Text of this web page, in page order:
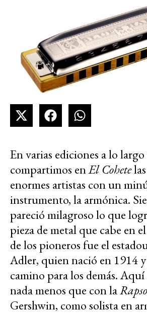
En varias ediciones a lo largo
compartimos enEl Cohete
enormes artistas con un
instrumento, la armónica.
pareció milagroso lo que
pieza de metal que cabe en
de los pioneros fue el
Adler, quien nació en 1914
camino para los demás.
nada menos que con la
Gershwin, como solista en